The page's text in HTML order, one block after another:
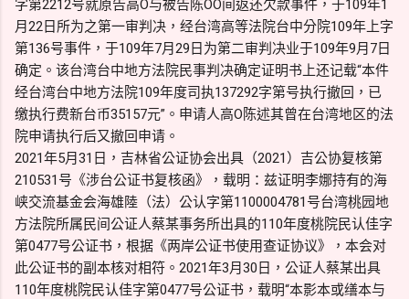
字第2212号就原告高O与被告陈OO间返还欠款事件，于109年1
月22日所为之第一审判决，经台湾高等法院台中分院109年上字
第136号事件，于109年7月29日为第二审判决业于109年9月7日
确定。该台湾台中地方法院民事判决确定证明书上还记载“本件
经台湾台中地方法院109年度司执137292字第号执行撤回，已
缴执行费新台币35157元”。申请人高O陈述其曾在台湾地区的法
院申请执行后又撤回申请。
2021年5月31日，吉林省公证协会出具（2021）吉公协复核第
210531号《涉台公证书复核函》，载明：兹证明李娜持有的海
峡交流基金会海雄陸（法）公认字第1100004781号台湾桃园地
方法院所属民间公证人蔡某事务所出具的110年度桃院民认佳字
第0477号公证书，根据《两岸公证书使用查证协议》，本会对
此公证书的副本核对相符。2021年3月30日，公证人蔡某出具
110年度桃院民认佳字第0477号公证书，载明“本影本或缮本与